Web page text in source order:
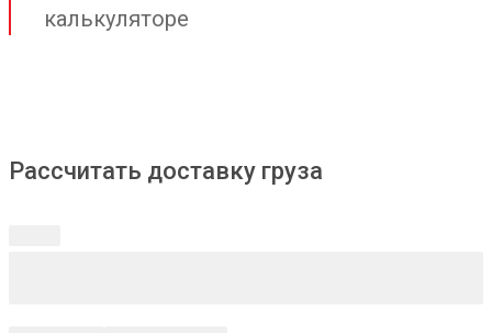
калькуляторе
Рассчитать доставку груза